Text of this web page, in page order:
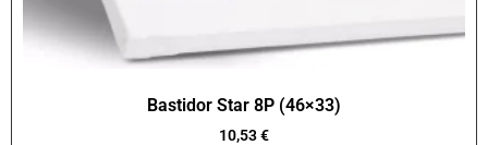
Bastidor Star 8P (46×33)
10,53€